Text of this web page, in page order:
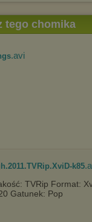
tego chomika
.avi
k85
TVRip Format:
Gatunek: Pop